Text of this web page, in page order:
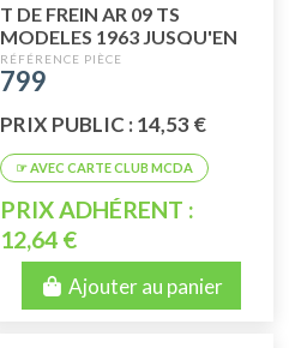
T DE FREIN AR 09 TS
MODELES 1963 JUSQU'EN
1971 2 PIECES
799
PRIX PUBLIC : 14,53 €
PRIX ADHÉRENT :
12,64 €
Ajouter au panier